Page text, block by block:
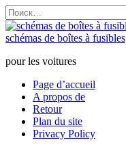
Перейти
к
содержанию
Search
for:
schémas de boîtes à fusibles
pour les voitures
Page d’accueil
A propos de
Retour
Plan du site
Privacy Policy